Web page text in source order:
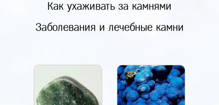
Как ухаживать за камнями
Заболевания и лечебные камни